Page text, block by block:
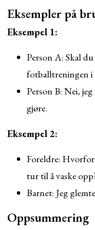
Eksempler på
Eksempel 1:
Person A: Skal
fotballtreningen i
Person B: Nei,
gjøre.
Eksempel 2:
Foreldre:
tur til å vaske
Barnet: Jeg
Oppsummering